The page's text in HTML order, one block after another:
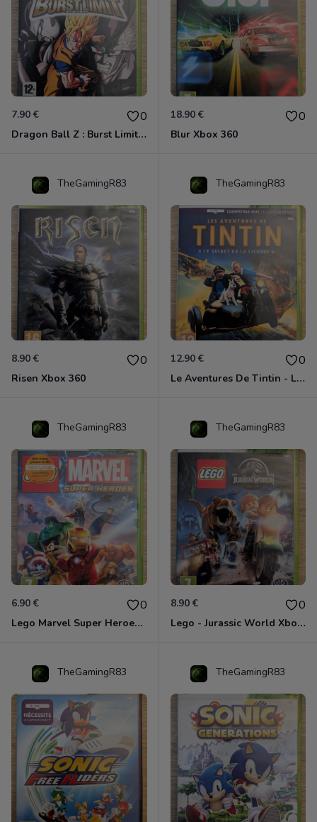
7.90 € 0
Dragon Ball Z : Burst Limit Xbox 360
18.90 € 0
Blur Xbox 360
TheGamingR83
8.90 € 0
Risen Xbox 360
TheGamingR83
12.90 € 0
Le Aventures De Tintin - Le Secret De La Licorne Xbox 360
TheGamingR83
6.90 € 0
Lego Marvel Super Heroes Xbox 360
TheGamingR83
8.90 € 0
Lego - Jurassic World Xbox 360
TheGamingR83 TheGamingR83